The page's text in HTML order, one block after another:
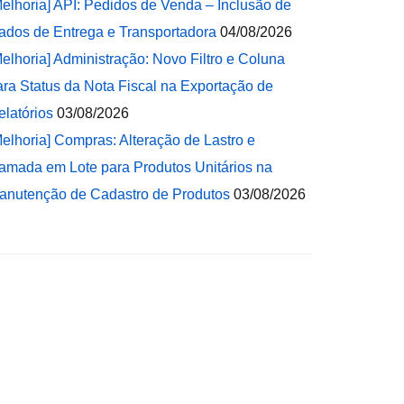
API: Pedidos de Venda – Inclusão de
de Entrega e Transportadora 04/08/2026
Administração: Novo Filtro e Coluna
Status da Nota Fiscal na Exportação de
03/08/2026
Compras: Alteração de Lastro e
em Lote para Produtos Unitários na
de Cadastro de Produtos 03/08/2026